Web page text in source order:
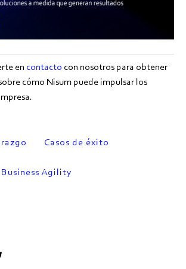
en contacto con nosotros para obtener
cómo Nisum puede impulsar los
Casos de éxito
Agility